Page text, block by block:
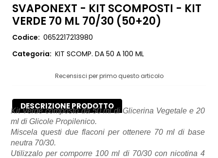
SVAPONEXT - KIT SCOMPOSTI - KIT
VERDE 70 ML 70/30 (50+20)
Codice: 0652217213980
Categoria: KIT SCOMP. DA 50 A 100 ML
Recensisci per primo questo articolo
DESCRIZIONE PRODOTTO
Kit Verde composto da 50 ml di Glicerina Vegetale e 20
ml di Glicole Propilenico.
Miscela questi due flaconi per ottenere 70 ml di base
neutra 70/30.
Utilizzalo per comporre 100 ml di 70/30 con nicotina 4